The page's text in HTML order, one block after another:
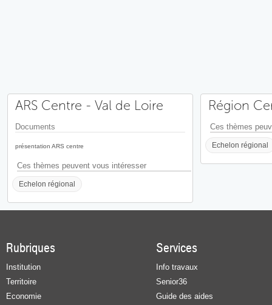
ARS Centre - Val de Loire
Documents
présentation ARS centre
Ces thèmes peuvent vous intéresser
Echelon régional
Région
Ces thèmes
Echelon régional
Rubriques
Institution
Territoire
Economie
Services
Info travaux
Senior36
Guide des aides